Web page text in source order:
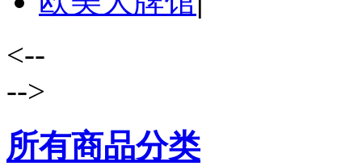
<--
-->
所有商品分类